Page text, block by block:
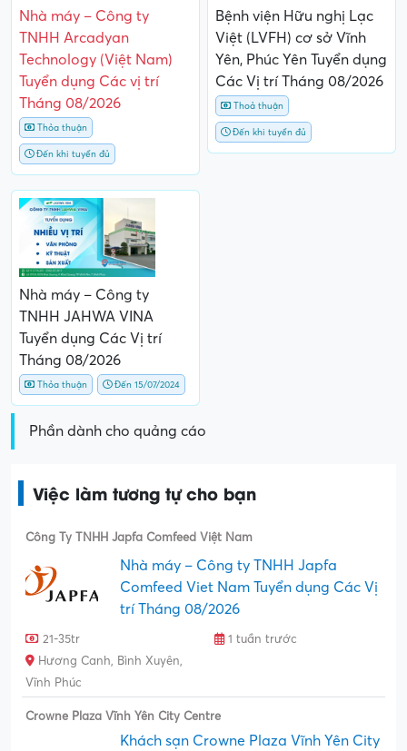
Nhà máy – Công ty
TNHH Arcadyan
Technology (Việt Nam)
Tuyển dụng Các vị trí
Tháng 08/2026
Thỏa thuận
Đến khi tuyển đủ
Bệnh viện Hữu nghị Lạc
Việt (LVFH) cơ sở Vĩnh
Yên, Phúc Yên Tuyển dụng
Các Vị trí Tháng 08/2026
Thoả thuận
Đến khi tuyển đủ
Nhà máy – Công ty
TNHH JAHWA VINA
Tuyển dụng Các Vị trí
Tháng 08/2026
Thỏa thuận Đến 15/07/2024
Phần dành cho quảng cáo
Việc làm tương tự cho bạn
Công Ty TNHH Japfa Comfeed Việt Nam
Nhà máy – Công ty TNHH Japfa
Comfeed Viet Nam Tuyển dụng Các Vị
trí Tháng 08/2026
21-35tr
1 tuần trước
Hương Canh, Bình Xuyên,
Vĩnh Phúc
Crowne Plaza Vĩnh Yên City Centre
Khách sạn Crowne Plaza Vĩnh Yên City